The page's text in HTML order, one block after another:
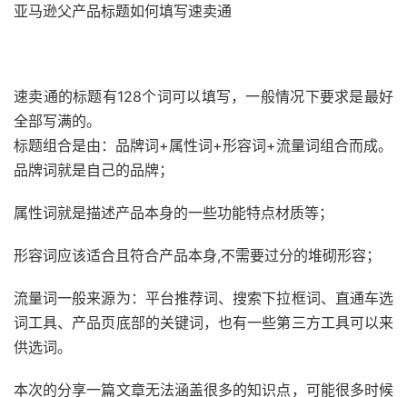
亚马逊父产品标题如何填写速卖通
速卖通的标题有128个词可以填写，一般情况下要求是最好
全部写满的。
标题组合是由：品牌词+属性词+形容词+流量词组合而成。
品牌词就是自己的品牌；
属性词就是描述产品本身的一些功能特点材质等；
形容词应该适合且符合产品本身,不需要过分的堆砌形容；
流量词一般来源为：平台推荐词、搜索下拉框词、直通车选
词工具、产品页底部的关键词，也有一些第三方工具可以来
供选词。
本次的分享一篇文章无法涵盖很多的知识点，可能很多时候